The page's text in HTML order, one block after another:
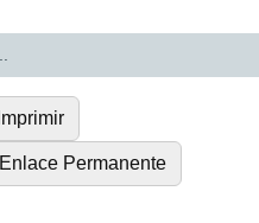
Imprimir
Enlace Permanente